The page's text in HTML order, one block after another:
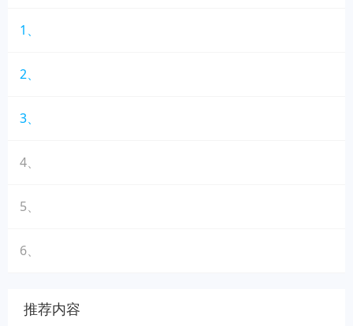
1、
2、
3、
4、
5、
6、
推荐内容